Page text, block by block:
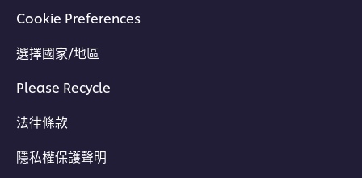
Cookie Preferences
選擇國家/地區
Please Recycle
法律條款
隱私權保護聲明